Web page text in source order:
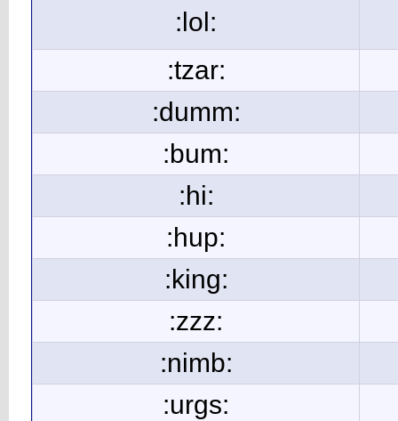
:lol:
:tzar:
:dumm:
:bum:
:hi:
:hup:
:king:
:zzz:
:nimb:
:urgs: